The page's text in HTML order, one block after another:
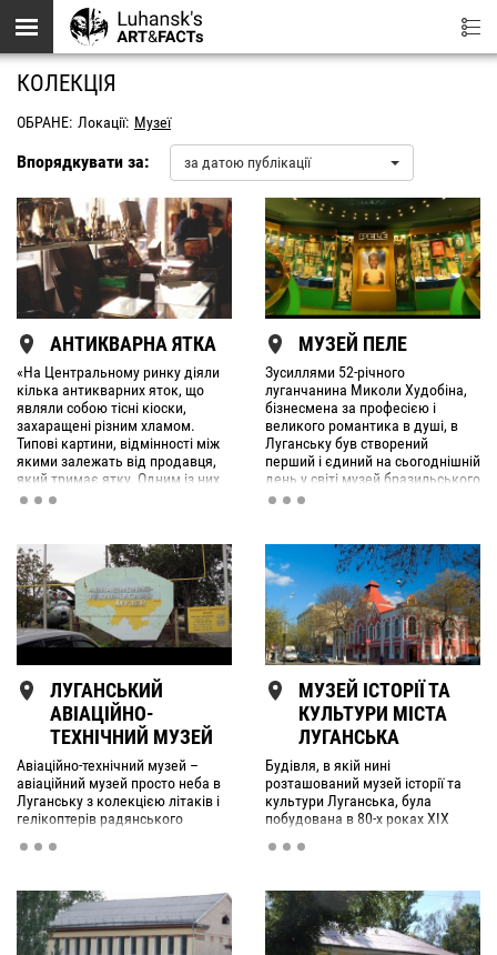
Перейти до основного вмісту
КОЛЕКЦІЯ
ОБРАНЕ: Локації: Музеї
Впорядкувати за: за датою публікації
АНТИКВАРНА ЯТКА
«На Центральному ринку діяли
кілька антикварних яток, що
являли собою тісні кіоски,
захаращені різним хламом.
Типові картини, відмінності між
якими залежать від продавця,
який тримає ятку. Одним із них
був шанувальник металевого
МУЗЕЙ ПЕЛЕ
Зусиллями 52-річного
луганчанина Миколи Худобіна,
бізнесмена за професією і
великого романтика в душі, в
Луганську був створений
перший і єдиний на сьогоднішній
день у світі музей бразильського
короля футболу Пеле.
ЛУГАНСЬКИЙ
АВІАЦІЙНО-
ТЕХНІЧНИЙ МУЗЕЙ
Авіаційно-технічний музей –
авіаційний музей просто неба в
Луганську з колекцією літаків і
гелікоптерів радянського
МУЗЕЙ ІСТОРІЇ ТА
КУЛЬТУРИ МІСТА
ЛУГАНСЬКА
Будівля, в якій нині
розташований музей історії та
культури Луганська, була
побудована в 80-х роках XIX
невідомий, проте відомо, що
міського голови Володимира
Вербовського. До 1919 року
будівля слугувала приміщенням
для Міської Думи та Управи.